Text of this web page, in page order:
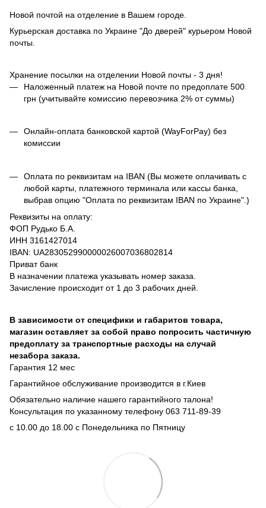
Новой почтой на отделение в Вашем городе.
Курьерская доставка по Украине "До дверей" курьером Новой
почты.
Хранение посылки на отделении Новой почты - 3 дня!
Наложенный платеж на Новой почте по предоплате 500
грн (учитывайте комиссию перевозчика 2% от суммы)
Онлайн-оплата банковской картой (WayForPay) без
комиссии
Оплата по реквизитам на IBAN (Вы можете оплачивать с
любой карты, платежного терминала или кассы банка,
выбрав опцию "Оплата по реквизитам IBAN по Украине".)
Реквизиты на оплату:
ФОП Рудько Б.А.
ИНН 3161427014
IBAN: UA283052990000026007036802814
Приват банк
В назначении платежа указывать номер заказа.
Зачисление происходит от 1 до 3 рабочих дней.
В зависимости от специфики и габаритов товара,
магазин оставляет за собой право попросить частичную
предоплату за транспортные расходы на случай
незабора заказа.
Гарантия 12 мес
Гарантийное обслуживание производится в г.Киев
Обязательно наличие нашего гарантийного талона!
Консультация по указанному телефону 063 711-89-39
с 10.00 до 18.00 с Понедельника по Пятницу